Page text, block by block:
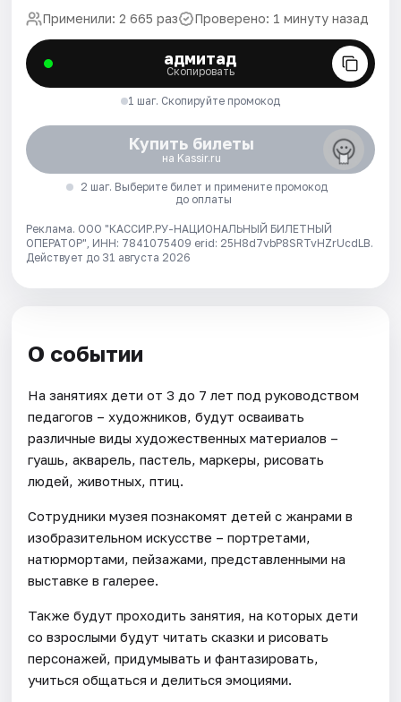
Применили: 2 665 раз Проверено: 1 минуту назад
адмитад
Скопировать
1 шаг. Скопируйте промокод
Купить билеты
на Kassir.ru
2 шаг. Выберите билет и примените промокод
до оплаты
Реклама. ООО "КАССИР.РУ-НАЦИОНАЛЬНЫЙ БИЛЕТНЫЙ
ОПЕРАТОР", ИНН: 7841075409 erid: 25H8d7vbP8SRTvHZrUcdLB.
Действует до 31 августа 2026
О событии
На занятиях дети от 3 до 7 лет под руководством
педагогов – художников, будут осваивать
различные виды художественных материалов –
гуашь, акварель, пастель, маркеры, рисовать
людей, животных, птиц.
Сотрудники музея познакомят детей с жанрами в
изобразительном искусстве – портретами,
натюрмортами, пейзажами, представленными на
выставке в галерее.
Также будут проходить занятия, на которых дети
со взрослыми будут читать сказки и рисовать
персонажей, придумывать и фантазировать,
учиться общаться и делиться эмоциями.